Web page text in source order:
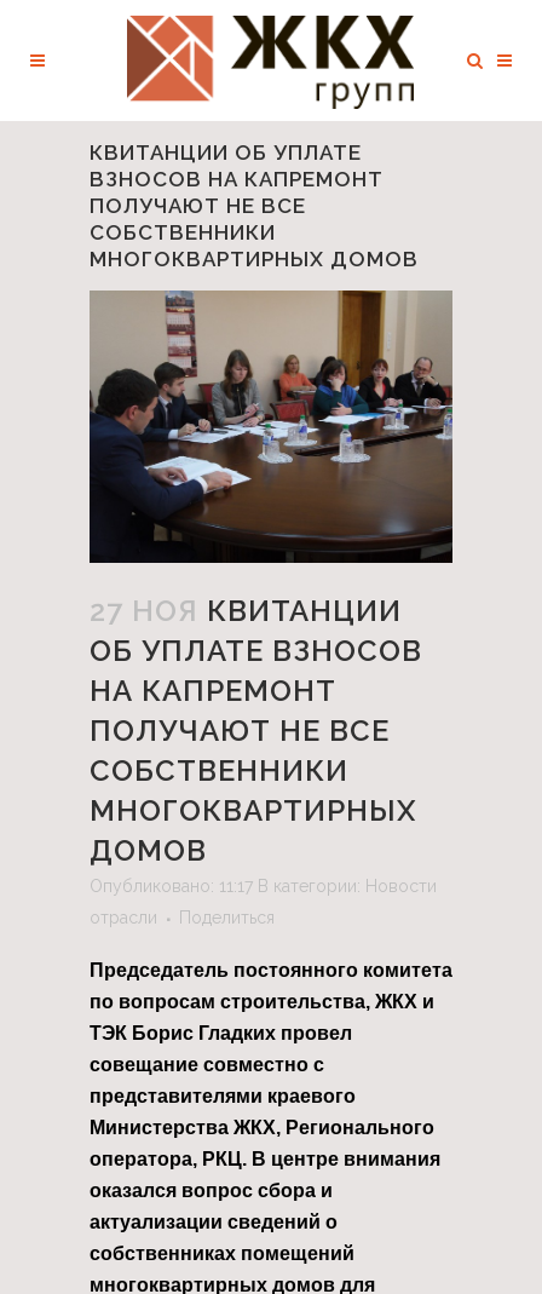
КВИТАНЦИИ ОБ УПЛАТЕ
ВЗНОСОВ НА КАПРЕМОНТ
ПОЛУЧАЮТ НЕ ВСЕ
СОБСТВЕННИКИ
МНОГОКВАРТИРНЫХ ДОМОВ
27 НОЯ КВИТАНЦИИ
ОБ УПЛАТЕ ВЗНОСОВ
НА КАПРЕМОНТ
ПОЛУЧАЮТ НЕ ВСЕ
СОБСТВЕННИКИ
МНОГОКВАРТИРНЫХ
ДОМОВ
Опубликовано: 11:17 В категории: Новости
отрасли
Поделиться
Председатель постоянного комитета
по вопросам строительства, ЖКХ и
ТЭК Борис Гладких провел
совещание совместно с
представителями краевого
Министерства ЖКХ, Регионального
оператора, РКЦ. В центре внимания
оказался вопрос сбора и
актуализации сведений о
собственниках помещений
многоквартирных домов для